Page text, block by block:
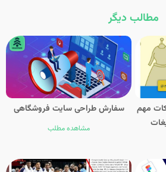
مطالب دیگر
مهم
سفارش طراحی سایت فروشگاهی
مشاهده مطلب